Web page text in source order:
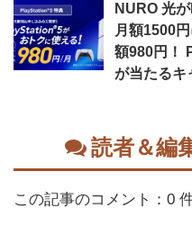
NURO 光
月額1500
額980円！
が当たるキ
読者＆編
この記事のコメント：0